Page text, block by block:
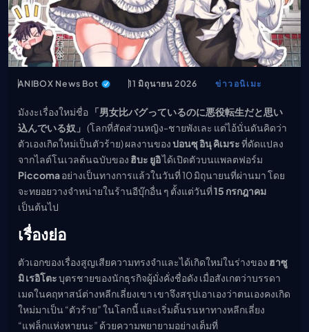
ทีวีออนไลน์
แนะนำรายการทีวี
อนิเมะ
เมะ (คืนนี้)
เมะ
ANIBOX News Bot 11 มิถุนายน 2026 ข่าวอนิเมะ
มังงะเรื่องใหม่ชื่อ 「男女比バグっているのに悪役転生だと思い
込んでいる奴」 (โลกที่สัดส่วนหญิง-ชายพังเละ แต่ไอ้นั่นดันคิดว่า
ตัวเองเกิดใหม่เป็นตัวร้าย) ผลงานของปอนซุ อินุ คิเมระที่ดัดแปลง
จากไลต์โนเวลต้นฉบับของ ฮิบะ ยูอิได้เปิดตัวบนแพลตฟอร์ม
Piccomaอย่างเป็นทางการแล้วในวันที่ 10 มิถุนายนที่ผ่านมา โดย
จะทยอยวางจำหน่ายในร้านอีบุ๊กอื่น ๆ ตั้งแต่วันที่15 กรกฎาคม
เป็นต้นไป
เรื่องย่อ
ตัวเอกของเรื่องสูญเสียความทรงจำและได้เกิดใหม่ในร่างของ ฮาซู
มิ เรอิโตะบุตรชายของนักธุรกิจผู้มั่งคั่งชื่อดัง เมื่อสังเกตว่าบรรดา
เมดในคฤหาสน์ต่างหลีกเลี่ยงเขา เขาจึงสรุปเอาเองว่าตนเองคงเกิด
ใหม่มาเป็น “ตัวร้าย” ในโลกนี้ และเริ่มดิ้นรนหาทางหลีกเลี่ยง
“แฟล็กแห่งหายนะ” ด้วยความพยายามอย่างเต็มที่